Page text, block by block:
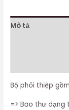
Mô tả
Bộ phôi thiệp
=> Bao thư dạng